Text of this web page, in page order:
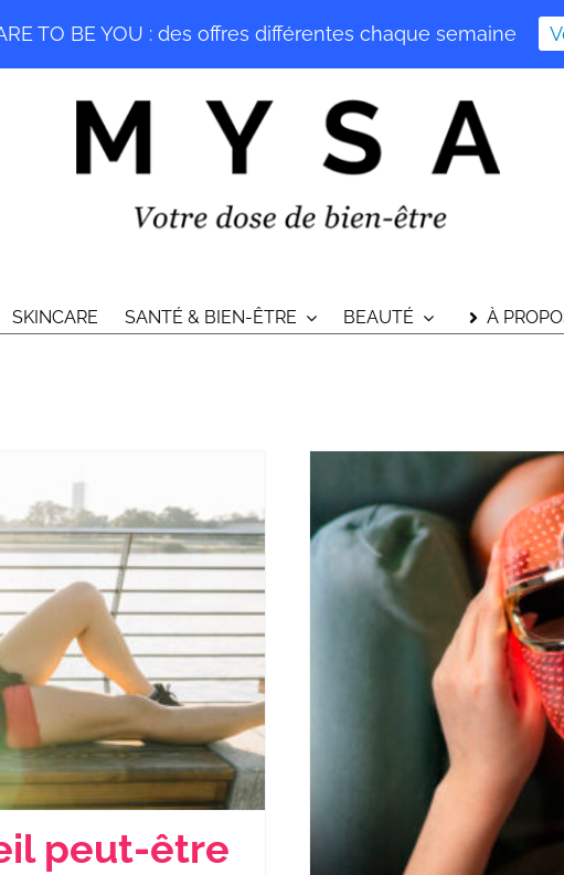
SKINCARE SANTÉ & BIEN-ÊTRE BEAUTÉ À
peut-être
TO BE YOU : des offres différentes chaque semaine